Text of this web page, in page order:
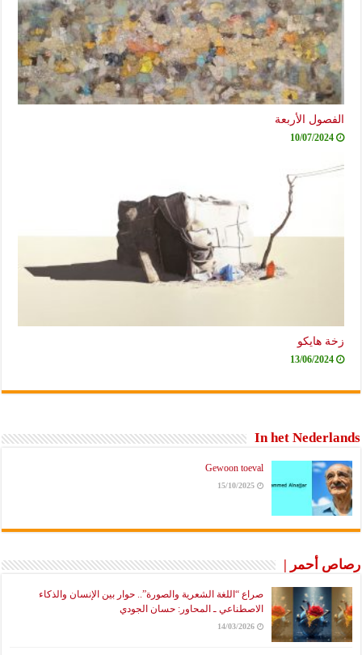
الفصول الأربعة
10/07/2024
زخة هايكو
13/06/2024
In het Nederlands
Gewoon toeval
15/10/2025
رصاص أحمر |
صراع “اللغة الشعرية والصورة”.. حوار بين الإنسان والذكاء
الاصطناعي ـ المحاور: حسان الجودي
14/03/2026